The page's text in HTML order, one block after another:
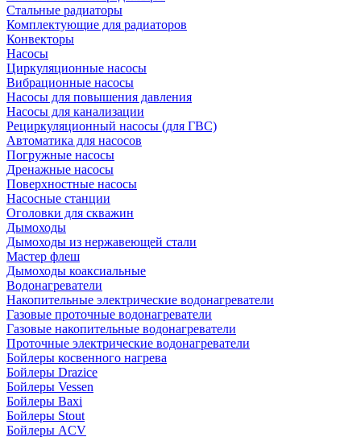
Стальные радиаторы
Комплектующие для радиаторов
Конвекторы
Насосы
Циркуляционные насосы
Вибрационные насосы
Насосы для повышения давления
Насосы для канализации
Рециркуляционный насосы (для ГВС)
Автоматика для насосов
Погружные насосы
Дренажные насосы
Поверхностные насосы
Насосные станции
Оголовки для скважин
Дымоходы
Дымоходы из нержавеющей стали
Мастер флеш
Дымоходы коаксиальные
Водонагреватели
Накопительные электрические водонагреватели
Газовые проточные водонагреватели
Газовые накопительные водонагреватели
Проточные электрические водонагреватели
Бойлеры косвенного нагрева
Бойлеры Drazice
Бойлеры Vessen
Бойлеры Baxi
Бойлеры Stout
Бойлеры ACV